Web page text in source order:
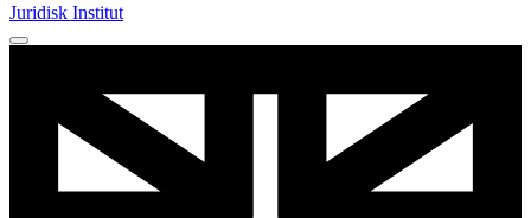
Juridisk Institut